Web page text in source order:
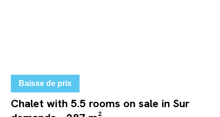
Baisse de prix
Chalet with 5.5 rooms on sale in Sur